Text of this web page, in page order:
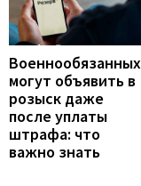
Военнообязанных
могут объявить в
розыск даже
после уплаты
штрафа: что
важно знать